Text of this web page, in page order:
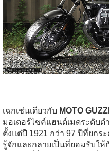
เฉกเช่นเดียวกับ MOTO
มอเตอร์ไซค์แฮนด์เมดระดับ
ตั้งแต่ปี 1921 กว่า 97 ปีที่ยกร
รู้จักและกลายเป็นที่ยอมรับใ